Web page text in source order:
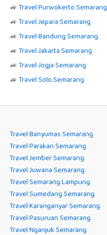
🚙 Travel Purwokerto Semarang
🚙 Travel Jepara Semarang
🚙 Travel Bandung Semarang
🚙 Travel Jakarta Semarang
🚙 Travel Jogja Semarang
🚙 Travel Solo Semarang
Travel Banyumas Semarang
Travel Parakan Semarang
Travel Jember Semarang
Travel Juwana Semarang
Travel Semarang Lampung
Travel Sumedang Semarang
Travel Karanganyar Semarang
Travel Pasuruan Semarang
Travel Nganjuk Semarang